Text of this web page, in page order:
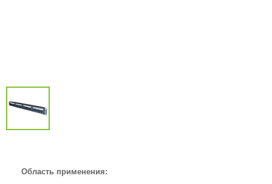
Область применения: